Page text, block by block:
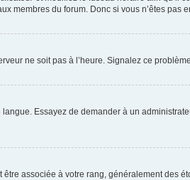
membres du forum. Donc si vous n’êtes pas
ne soit pas à l’heure. Signalez ce
Essayez de demander à un
être associée à votre rang, généralement des